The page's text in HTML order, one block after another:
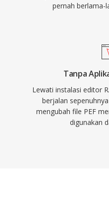
pernah berlama-
Tanpa
Lewati instalasi editor
berjalan
mengubah file PEF
digunakan